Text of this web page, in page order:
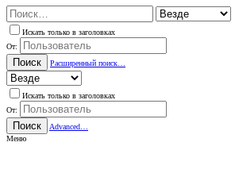
Искать только в заголовках
От:
Поиск Расширенный поиск…
Искать только в заголовках
От:
Поиск
Advanced…
Меню